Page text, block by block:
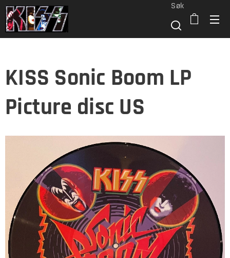
Søk
KISS Sonic Boom LP
Picture disc US